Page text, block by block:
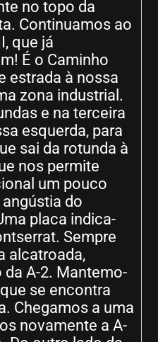
no topo da
Continuamos ao
que já
É o Caminho
estrada à nossa
zona industrial.
e na terceira
esquerda, para
sai da rotunda à
nos permite
um pouco
do
placa indica-
Sempre
alcatroada,
A-2. Mantemo-
se encontra
Chegamos a uma
novamente a A-